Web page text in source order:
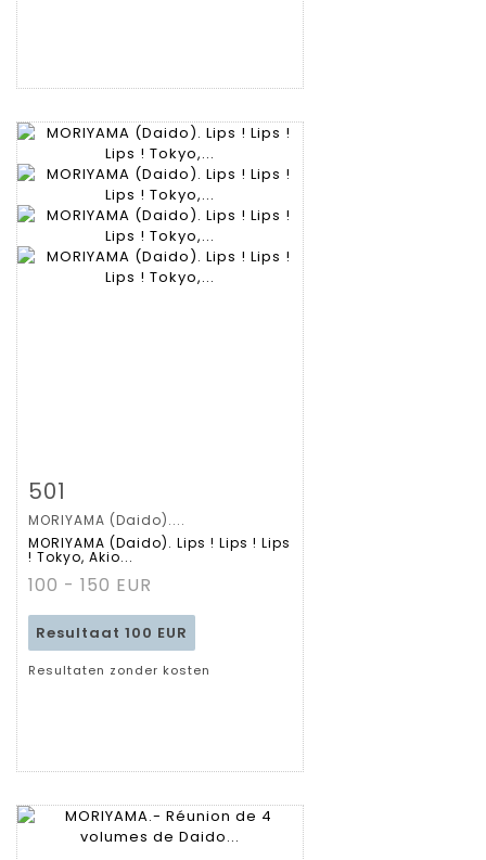
Gedetailleerde
fiche
501
MORIYAMA (Daido)....
MORIYAMA (Daido). Lips ! Lips ! Lips
! Tokyo, Akio...
100 - 150 EUR
Resultaat 100 EUR
Resultaten zonder kosten